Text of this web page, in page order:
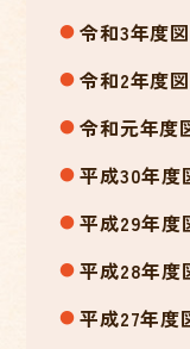
令和3年度
令和2年度
令和元年度
平成30年度
平成29年度
平成28年度
平成27年度